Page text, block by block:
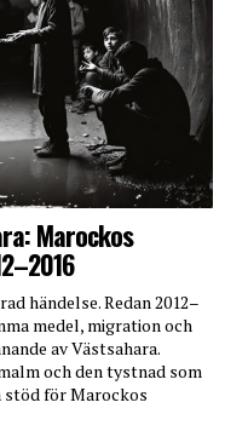
Marockos
händelse. Redan 2012–
medel, migration och
av Västsahara.
och den tystnad som
stöd för Marockos